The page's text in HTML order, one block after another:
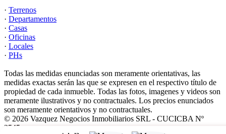
· Terrenos
· Departamentos
· Casas
· Oficinas
· Locales
· PHs
Todas las medidas enunciadas son meramente orientativas, las
medidas exactas serán las que se expresen en el respectivo título de
propiedad de cada inmueble. Todas las fotos, imagenes y videos son
meramente ilustrativos y no contractuales. Los precios enunciados
son meramente orientativos y no contractuales.
© 2026 Vazquez Negocios Inmobiliarios SRL - CUCICBA Nº
3545-.